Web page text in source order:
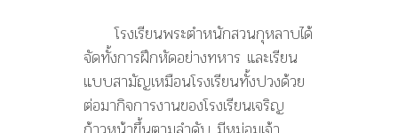
โรงเรียนพระตำหนักสวนกุหลาบได้
จัดทั้งการฝึกหัดอย่างทหาร และเรียน
แบบสามัญเหมือนโรงเรียนทั้งปวงด้วย
ต่อมากิจการงานของโรงเรียนเจริญ